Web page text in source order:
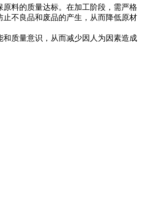
料的质量达标。在加工阶段，需严格
不良品和废品的产生，从而降低原材
质量意识，从而减少因人为因素造成